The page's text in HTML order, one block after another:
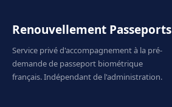
Renouvellement Passeports
Service privé d'accompagnement à la pré-
demande de passeport biométrique
français. Indépendant de l'administration.